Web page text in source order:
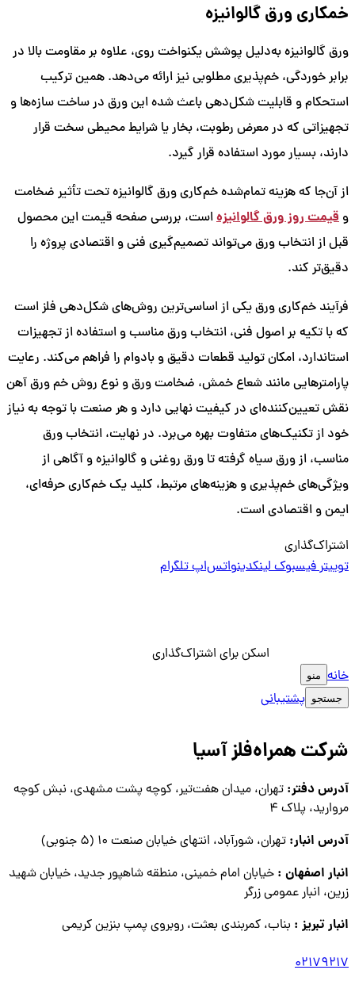
خمکاری ورق گالوانیزه
ورق گالوانیزه به‌دلیل پوشش یکنواخت روی، علاوه بر مقاومت بالا در
برابر خوردگی، خم‌پذیری مطلوبی نیز ارائه می‌دهد. همین ترکیب
استحکام و قابلیت شکل‌دهی باعث شده این ورق در ساخت سازه‌ها و
تجهیزاتی که در معرض رطوبت، بخار یا شرایط محیطی سخت قرار
دارند، بسیار مورد استفاده قرار گیرد.
از آن‌جا که هزینه تمام‌شده خم‌کاری ورق گالوانیزه تحت تأثیر ضخامت
و قیمت روز ورق گالوانیزهاست، بررسی صفحه قیمت این محصول
قبل از انتخاب ورق می‌تواند تصمیم‌گیری فنی و اقتصادی پروژه را
دقیق‌تر کند.
فرآیند خم‌کاری ورق یکی از اساسی‌ترین روش‌های شکل‌دهی فلز است
که با تکیه بر اصول فنی، انتخاب ورق مناسب و استفاده از تجهیزات
استاندارد، امکان تولید قطعات دقیق و بادوام را فراهم می‌کند. رعایت
پارامترهایی مانند شعاع خمش، ضخامت ورق و نوع روش خم ورق آهن
نقش تعیین‌کننده‌ای در کیفیت نهایی دارد و هر صنعت با توجه به نیاز
خود از تکنیک‌های متفاوت بهره می‌برد. در نهایت، انتخاب ورق
مناسب، از ورق سیاه گرفته تا ورق روغنی و گالوانیزه و آگاهی از
ویژگی‌های خم‌پذیری و هزینه‌های مرتبط، کلید یک خم‌کاری حرفه‌ای،
ایمن و اقتصادی است.
اشتراک‌گذاری
توییترفیسبوکلینکدینواتس‌اپتلگرام
اسکن برای اشتراک‌گذاری
خانه منو
جستجو پشتیبانی
شرکت همراه‌فلز آسیا
آدرس دفتر: تهران، میدان هفت‌تیر، کوچه پشت مشهدی، نبش کوچه
مروارید، پلاک ۴
آدرس انبار: تهران، شورآباد، انتهای خیابان صنعت ۱۰ (۵ جنوبی)
انبار اصفهان : خیابان امام خمینی، منطقه شاهپور جدید، خیابان شهید
زرین، انبار عمومی زرگر
انبار تبریز : بناب، کمربندی بعثت، روبروی پمپ بنزین کریمی
02179217